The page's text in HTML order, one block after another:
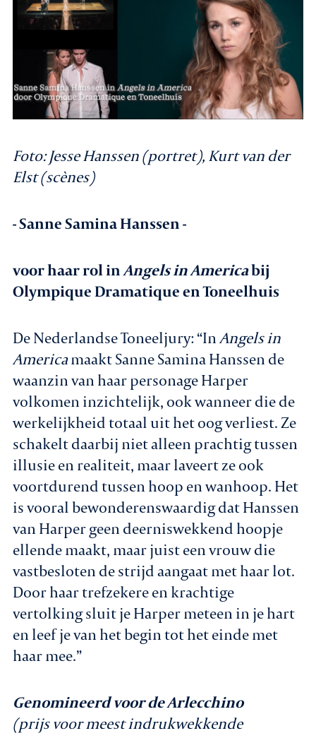
Foto: Jesse Hanssen (portret), Kurt van der
Elst (scènes)
- Sanne Samina Hanssen -
voor haar rol inAngels in Americabij
Olympique Dramatique en Toneelhuis
De Nederlandse Toneeljury: “InAngels in
Americamaakt Sanne Samina Hanssen de
waanzin van haar personage Harper
volkomen inzichtelijk, ook wanneer die de
werkelijkheid totaal uit het oog verliest. Ze
schakelt daarbij niet alleen prachtig tussen
illusie en realiteit, maar laveert ze ook
voortdurend tussen hoop en wanhoop. Het
is vooral bewonderenswaardig dat Hanssen
van Harper geen deerniswekkend hoopje
ellende maakt, maar juist een vrouw die
vastbesloten de strijd aangaat met haar lot.
Door haar trefzekere en krachtige
vertolking sluit je Harper meteen in je hart
en leef je van het begin tot het einde met
haar mee.”
Genomineerd voor de Arlecchino
(prijs voor meest indrukwekkende